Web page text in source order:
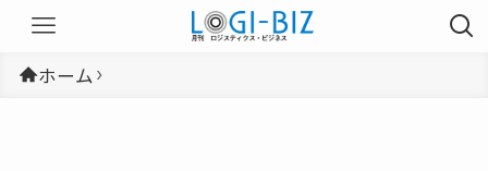
ホーム